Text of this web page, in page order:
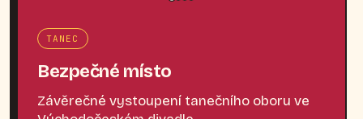
TANEC
Bezpečné místo
Závěrečné vystoupení tanečního oboru ve